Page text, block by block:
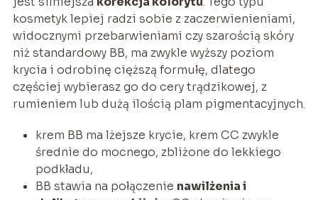
kosmetyk lepiej radzi sobie z zaczerwienieniami,
widocznymi przebarwieniami czy szarością skóry
niż standardowy BB, ma zwykle wyższy poziom
krycia i odrobinę cięższą formułę, dlatego
częściej wybierasz go do cery trądzikowej, z
rumieniem lub dużą ilością plam pigmentacyjnych.
krem BB ma lżejsze krycie, krem CC zwykle
średnie do mocnego, zbliżone do lekkiego
podkładu,
BB stawia na połączenie nawilżenia i